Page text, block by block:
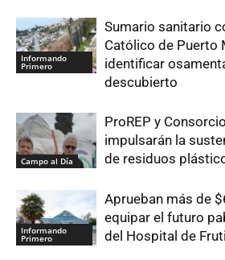
Informando
Primero
Sumario sanitario
Católico de Puerto
identificar
descubierto
Campo al Día
ProREP y
impulsarán la
de residuos
Informando
Primero
Aprueban más de
equipar el futuro
del Hospital de